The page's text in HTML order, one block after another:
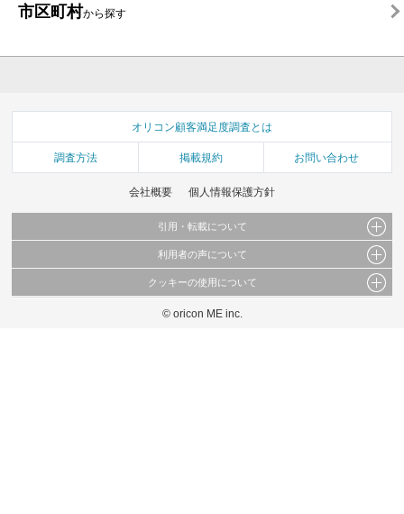
市区町村から探す
オリコン顧客満足度調査とは
調査方法 掲載規約 お問い合わせ
会社概要 個人情報保護方針
引用・転載について
当サイトで公開されている情報（文字、写真、イラスト、画像データ等）及びこれらの配
これらの情報を権利者の許可なく無断転載・複製などの二次利用を行うことは固く禁じて
利用者の声について
当サイトに掲載している内容はすべてサービスの利用者が提出された見解・感想です。
弊社の見解・ 意見ではないことをご理解いただいた上でご覧ください。
クッキーの使用について
このサイトでは Cookie を使用して、ユーザーに合わせたコンテンツや広告の表示、ソー
© oricon ME inc.